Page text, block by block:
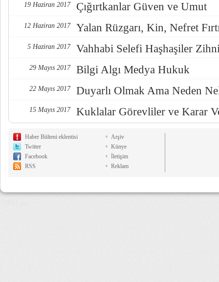
19 Haziran 2017 Çığırtkanlar Güven ve Umut
12 Haziran 2017 Yalan Rüzgarı, Kin, Nefret
5 Haziran 2017 Vahhabi Selefi Haşhaşiler
29 Mayıs 2017 Bilgi Algı Medya Hukuk
22 Mayıs 2017 Duyarlı Olmak Ama Neden
15 Mayıs 2017 Kuklalar Görevliler ve Karar
Haber Bülteni eklentisi
Twitter
Facebook
RSS
Arşiv
Künye
İletişim
Reklam